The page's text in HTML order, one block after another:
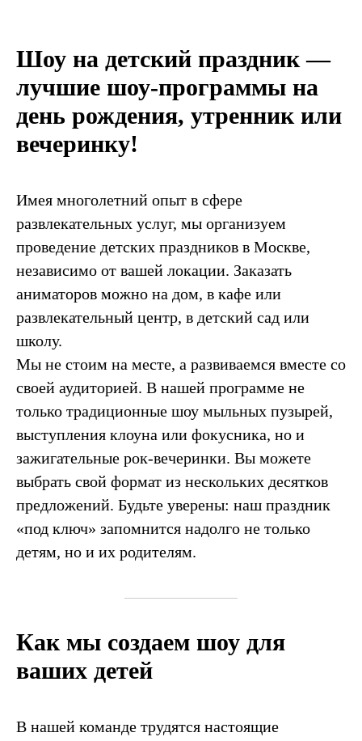
Шоу на детский праздник —
лучшие шоу-программы на
день рождения, утренник или
вечеринку!
Имея многолетний опыт в сфере
развлекательных услуг, мы организуем
проведение детских праздников в Москве,
независимо от вашей локации. Заказать
аниматоров можно на дом, в кафе или
развлекательный центр, в детский сад или
школу.
Мы не стоим на месте, а развиваемся вместе со
своей аудиторией. В нашей программе не
только традиционные шоу мыльных пузырей,
выступления клоуна или фокусника, но и
зажигательные рок-вечеринки. Вы можете
выбрать свой формат из нескольких десятков
предложений. Будьте уверены: наш праздник
«под ключ» запомнится надолго не только
детям, но и их родителям.
Как мы создаем шоу для
ваших детей
В нашей команде трудятся настоящие